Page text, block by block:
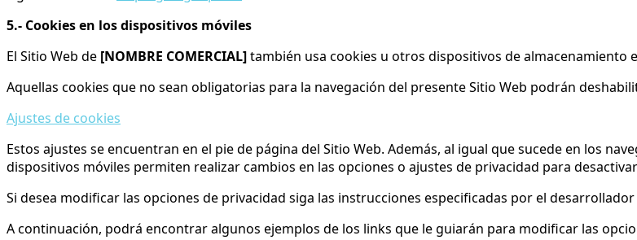
5.- Cookies en los dispositivos móviles
El Sitio Web de [NOMBRE COMERCIAL]también usa cookies u otros dispositivos de almacenamiento
Aquellas cookies que no sean obligatorias para la navegación del presente Sitio Web podrán
Ajustes de cookies
Estos ajustes se encuentran en el pie de página del Sitio Web. Además, al igual que sucede en los
dispositivos móviles permiten realizar cambios en las opciones o ajustes de privacidad para
Si desea modificar las opciones de privacidad siga las instrucciones especificadas por el
A continuación, podrá encontrar algunos ejemplos de los links que le guiarán para modificar las